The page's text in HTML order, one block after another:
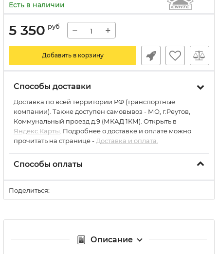
Есть в наличии
5 350 руб − +
Добавить в корзину
Способы доставки
Доставка по всей территории РФ (транспортные
компании). Также доступен самовывоз - МО, г.Реутов,
Коммунальный проезд д.9 (МКАД 1КМ). Открыть в
Яндекс.Карты . Подробнее о доставке и оплате можно
прочитать на странице - Доставка и оплата.
Способы оплаты
Поделиться:
Описание